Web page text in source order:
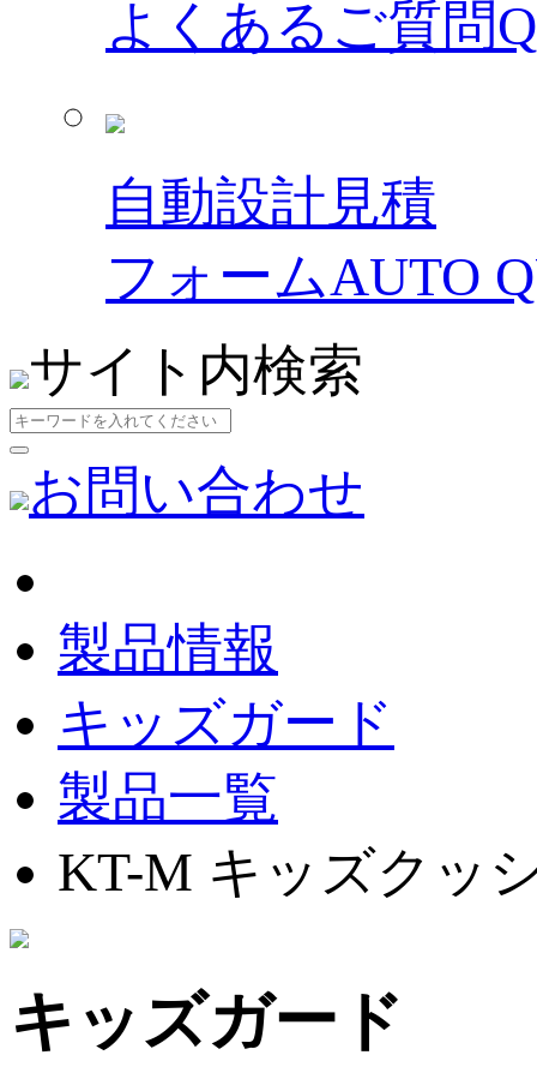
よくあるご質問
自動設計見積
フォームAUTO
サイト内検索
お問い合わせ
製品情報
キッズガード
製品一覧
KT-M キッズクッ
キッズガード